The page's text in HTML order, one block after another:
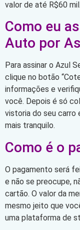
valor de até R$60 mil.
Como eu
Auto por
Para assinar o Azul
clique no botão
informações e
você. Depois é só
vistoria do seu carro
mais tranquilo.
Como é o
O pagamento será
e não se preocupe,
cartão. O valor da
mesmo jeito que
uma plataforma de